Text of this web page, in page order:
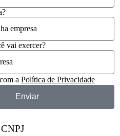
vai exercer?
a Política de Privacidade
Enviar